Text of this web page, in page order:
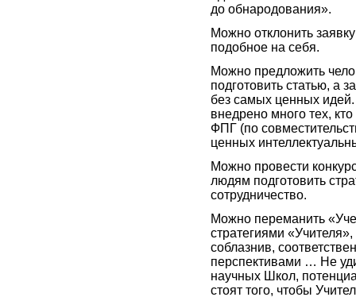
до обнародования».
Можно отклонить
подобное на себя.
Можно предложить
подготовить статью, а
без самых ценных
внедрено много тех,
ФПГ (по
ценных
Можно провести
людям подготовить
сотрудничество.
Можно переманить
стратегиями
соблазнив,
перспективами … Не
научных Школ,
стоят того, чтобы